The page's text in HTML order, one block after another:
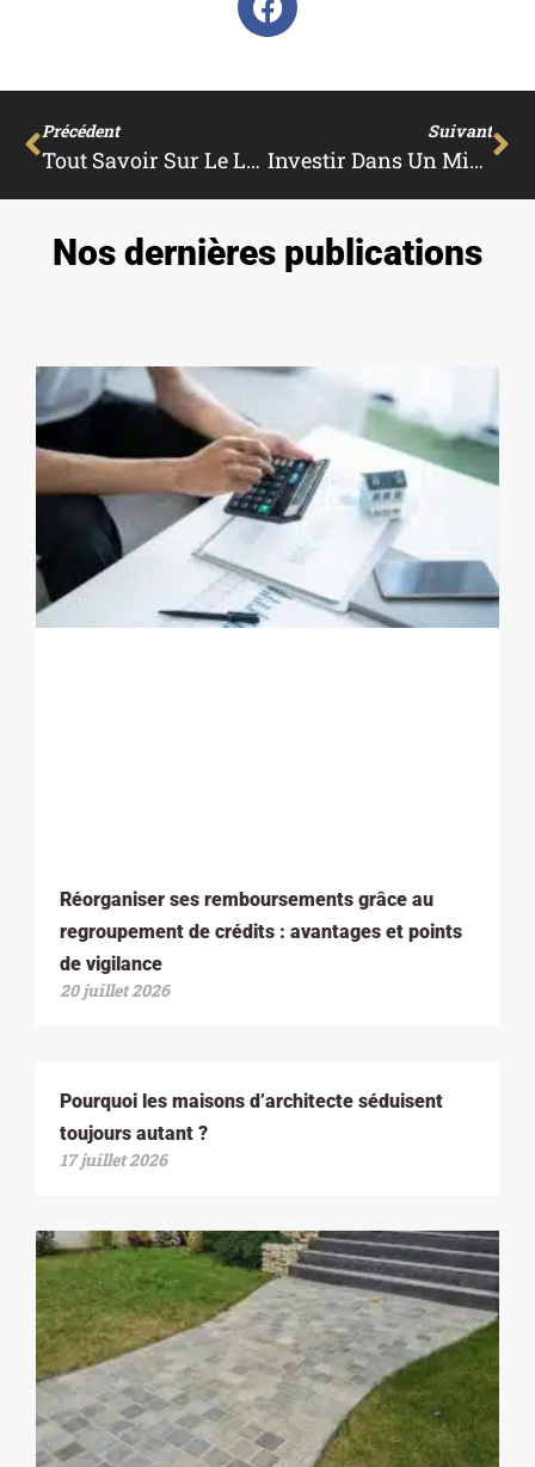
Précédent
Tout Savoir Sur Le Lombricomposteur
Suivant
Investir Dans Un Mini Potager Pour Son Jardin
Nos dernières publications
Réorganiser ses remboursements grâce au
regroupement de crédits : avantages et points
de vigilance
20 juillet 2026
Pourquoi les maisons d’architecte séduisent
toujours autant ?
17 juillet 2026